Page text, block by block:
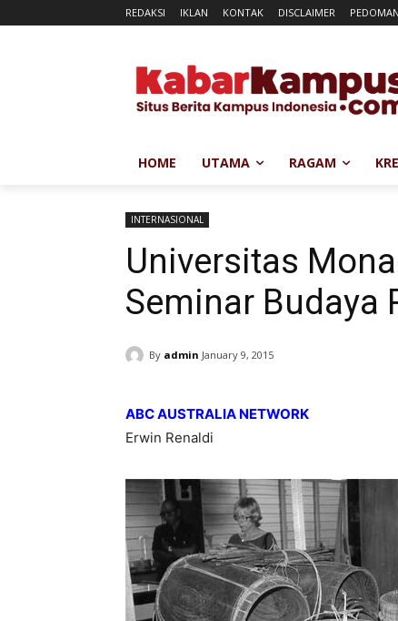
REDAKSI IKLAN KONTAK DISCLAIMER
HOME UTAMA RAGAM
INTERNASIONAL
Universitas
Seminar Budaya
By admin January 9, 2015
ABC AUSTRALIA NETWORK
Erwin Renaldi